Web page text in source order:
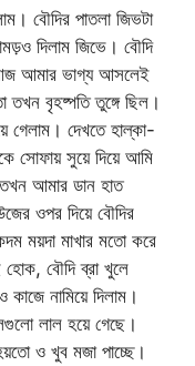
বৌদির পাতলা জিভটা
দিলাম জিভে। বৌদি
আমার ভাগ্য আসলেই
তখন বৃহষ্পতি তুঙ্গে ছিল।
গেলাম। দেখতে হাল্কা-
সোফায় সুয়ে দিয়ে আমি
আমার ডান হাত
ওপর দিয়ে বৌদির
ময়দা মাখার মতো করে
বৌদি ব্রা খুলে
নামিয়ে দিলাম।
লাল হয়ে গেছে।
ও খুব মজা পাচ্ছে।